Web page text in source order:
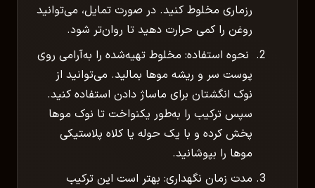
رزماری مخلوط کنید. در صورت تمایل، می‌توانید
روغن را کمی حرارت دهید تا روان‌تر شود.
نحوه استفاده: مخلوط تهیه‌شده را به‌آرامی روی
پوست سر و ریشه موها بمالید. می‌توانید از
نوک انگشتان برای ماساژ دادن استفاده کنید.
سپس ترکیب را به‌طور یکنواخت تا نوک موها
پخش کرده و با یک حوله یا کلاه پلاستیکی
موها را بپوشانید.
مدت زمان نگهداری: بهتر است این ترکیب